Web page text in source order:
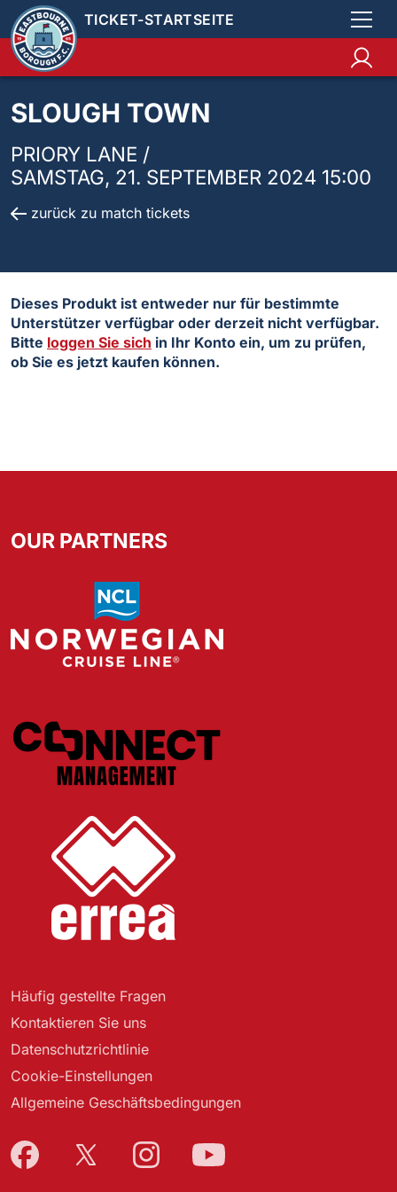
TICKET-STARTSEITE
SLOUGH TOWN
PRIORY LANE /
SAMSTAG, 21. SEPTEMBER 2024 15:00
zurück zu match tickets
Dieses Produkt ist entweder nur für bestimmte
Unterstützer verfügbar oder derzeit nicht verfügbar.
Bitte loggen Sie sich in Ihr Konto ein, um zu prüfen,
ob Sie es jetzt kaufen können.
Häufig gestellte Fragen
Kontaktieren Sie uns
Datenschutzrichtlinie
Cookie-Einstellungen
Allgemeine Geschäftsbedingungen
OUR PARTNERS